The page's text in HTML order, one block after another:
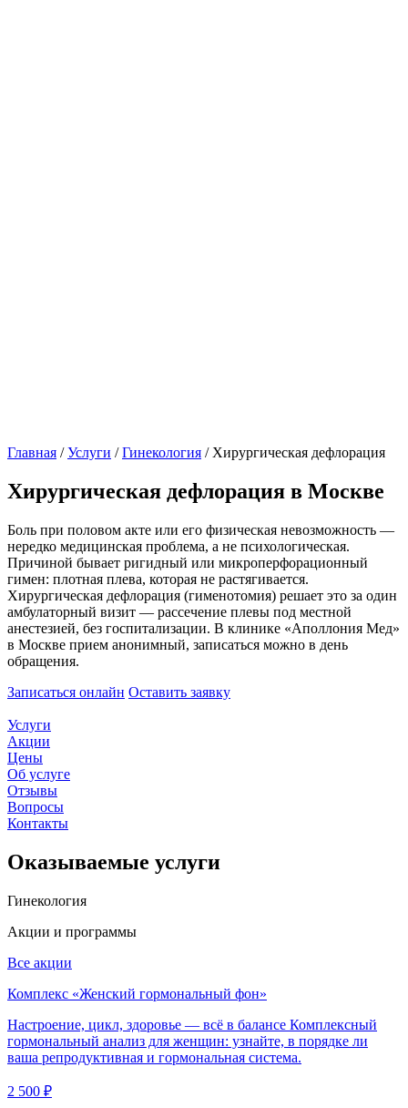
Главная /Услуги /Гинекология / Хирургическая дефлорация
Хирургическая дефлорация в Москве
Боль при половом акте или его физическая невозможность —
нередко медицинская проблема, а не психологическая.
Причиной бывает ригидный или микроперфорационный
гимен: плотная плева, которая не растягивается.
Хирургическая дефлорация (гименотомия) решает это за один
амбулаторный визит — рассечение плевы под местной
анестезией, без госпитализации. В клинике «Аполлония Мед»
в Москве прием анонимный, записаться можно в день
обращения.
Записаться онлайн Оставить заявку
Услуги
Акции
Цены
Об услуге
Отзывы
Вопросы
Контакты
Оказываемые услуги
Гинекология
Акции и программы
Все акции
Комплекс «Женский гормональный фон»
Настроение, цикл, здоровье — всё в балансе Комплексный
гормональный анализ для женщин: узнайте, в порядке ли
ваша репродуктивная и гормональная система.
2 500 ₽